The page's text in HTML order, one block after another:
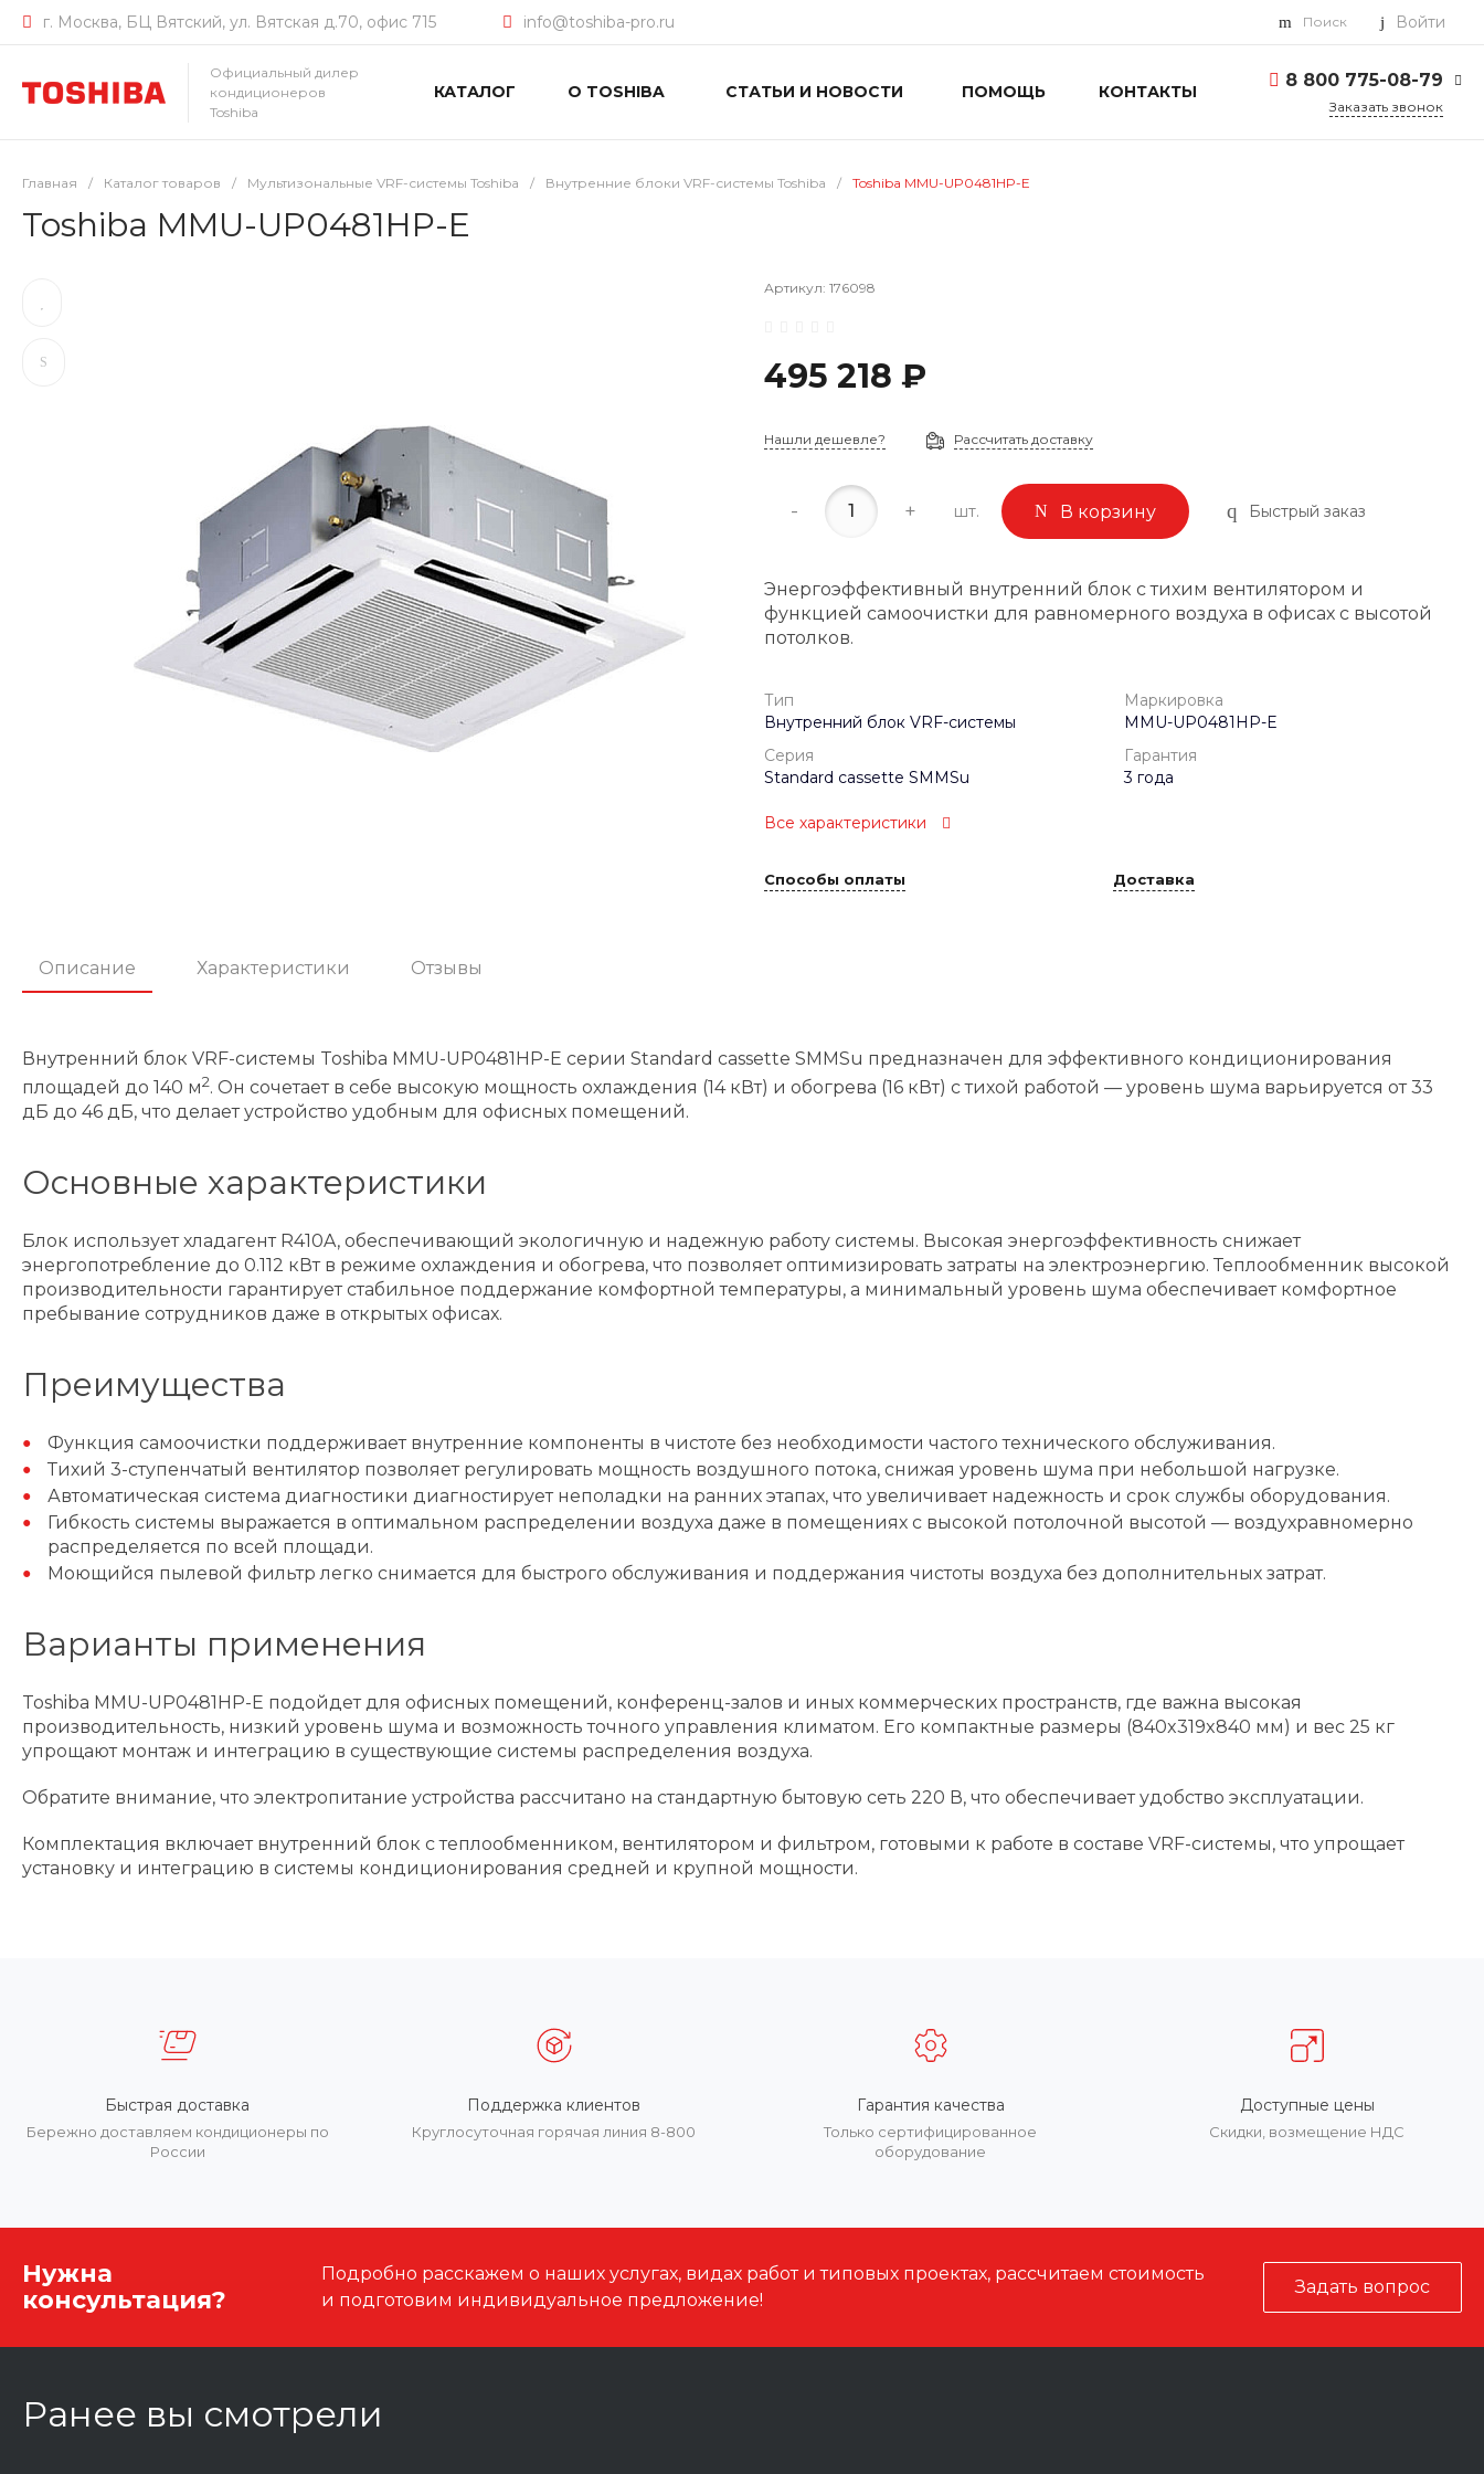
г. Москва, БЦ Вятский, ул. Вятская д.70, офис 715 info@toshiba-pro.ru Поиск Войти
Официальный дилер
кондиционеров
Toshiba
КАТАЛОГ О TOSHIBA СТАТЬИ И НОВОСТИ ПОМОЩЬ КОНТАКТЫ
8 800 775-08-79
Заказать звонок
Главная / Каталог товаров / Мультизональные VRF-системы Toshiba / Внутренние блоки VRF-системы Toshiba / Toshiba MMU-UP0481HP-E
Toshiba MMU-UP0481HP-E
Артикул: 176098
495 218 ₽
Нашли дешевле? Рассчитать доставку
- + шт. В корзину Быстрый заказ
Энергоэффективный внутренний блок с тихим вентилятором и
функцией самоочистки для равномерного воздуха в офисах с высотой
потолков.
Тип
Внутренний блок VRF-системы
Маркировка
MMU-UP0481HP-E
Серия
Standard cassette SMMSu
Гарантия
3 года
Все характеристики
Способы оплаты Доставка
Описание Характеристики Отзывы
Внутренний блок VRF-системы Toshiba MMU-UP0481HP-E серии Standard cassette SMMSu предназначен для эффективного кондиционирования
площадей до 140 м2. Он сочетает в себе высокую мощность охлаждения (14 кВт) и обогрева (16 кВт) с тихой работой — уровень шума варьируется от 33
дБ до 46 дБ, что делает устройство удобным для офисных помещений.
Основные характеристики
Блок использует хладагент R410A, обеспечивающий экологичную и надежную работу системы. Высокая энергоэффективность снижает
энергопотребление до 0.112 кВт в режиме охлаждения и обогрева, что позволяет оптимизировать затраты на электроэнергию. Теплообменник высокой
производительности гарантирует стабильное поддержание комфортной температуры, а минимальный уровень шума обеспечивает комфортное
пребывание сотрудников даже в открытых офисах.
Преимущества
Функция самоочистки поддерживает внутренние компоненты в чистоте без необходимости частого технического обслуживания.
Тихий 3-ступенчатый вентилятор позволяет регулировать мощность воздушного потока, снижая уровень шума при небольшой нагрузке.
Автоматическая система диагностики диагностирует неполадки на ранних этапах, что увеличивает надежность и срок службы оборудования.
Гибкость системы выражается в оптимальном распределении воздуха даже в помещениях с высокой потолочной высотой — воздухравномерно
распределяется по всей площади.
Моющийся пылевой фильтр легко снимается для быстрого обслуживания и поддержания чистоты воздуха без дополнительных затрат.
Варианты применения
Toshiba MMU-UP0481HP-E подойдет для офисных помещений, конференц-залов и иных коммерческих пространств, где важна высокая
производительность, низкий уровень шума и возможность точного управления климатом. Его компактные размеры (840x319x840 мм) и вес 25 кг
упрощают монтаж и интеграцию в существующие системы распределения воздуха.
Обратите внимание, что электропитание устройства рассчитано на стандартную бытовую сеть 220 В, что обеспечивает удобство эксплуатации.
Комплектация включает внутренний блок с теплообменником, вентилятором и фильтром, готовыми к работе в составе VRF-системы, что упрощает
установку и интеграцию в системы кондиционирования средней и крупной мощности.
Быстрая доставка
Бережно доставляем кондиционеры по
России
Поддержка клиентов
Круглосуточная горячая линия 8-800
Гарантия качества
Только сертифицированное
оборудование
Доступные цены
Скидки, возмещение НДС
Нужна
консультация?
Подробно расскажем о наших услугах, видах работ и типовых проектах, рассчитаем стоимость
и подготовим индивидуальное предложение!
Задать вопрос
Ранее вы смотрели